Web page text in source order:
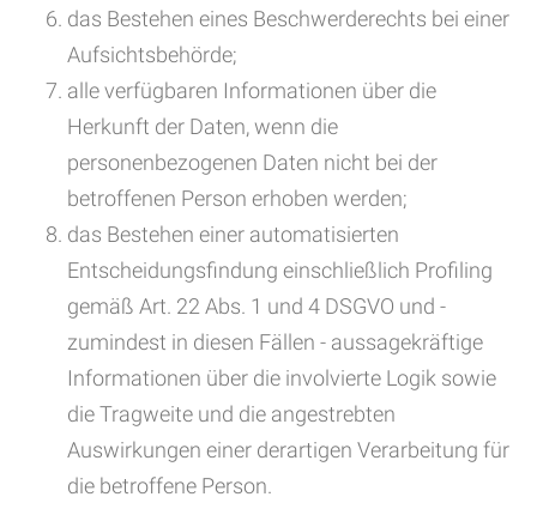
das Bestehen eines Beschwerderechts bei einer
Aufsichtsbehörde;
alle verfügbaren Informationen über die
Herkunft der Daten, wenn die
personenbezogenen Daten nicht bei der
betroffenen Person erhoben werden;
das Bestehen einer automatisierten
Entscheidungsfindung einschließlich Profiling
gemäß Art. 22 Abs. 1 und 4 DSGVO und -
zumindest in diesen Fällen - aussagekräftige
Informationen über die involvierte Logik sowie
die Tragweite und die angestrebten
Auswirkungen einer derartigen Verarbeitung für
die betroffene Person.